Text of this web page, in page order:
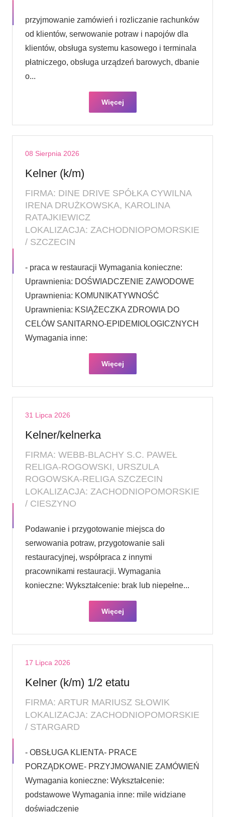
przyjmowanie zamówień i rozliczanie rachunków
od klientów, serwowanie potraw i napojów dla
klientów, obsługa systemu kasowego i terminala
płatniczego, obsługa urządzeń barowych, dbanie
o...
Więcej
08 Sierpnia 2026
Kelner (k/m)
FIRMA: DINE DRIVE SPÓŁKA CYWILNA
IRENA DRUŻKOWSKA, KAROLINA
RATAJKIEWICZ
LOKALIZACJA: ZACHODNIOPOMORSKIE
/ SZCZECIN
- praca w restauracji Wymagania konieczne:
Uprawnienia: DOŚWIADCZENIE ZAWODOWE
Uprawnienia: KOMUNIKATYWNOŚĆ
Uprawnienia: KSIĄŻECZKA ZDROWIA DO
CELÓW SANITARNO-EPIDEMIOLOGICZNYCH
Wymagania inne:
Więcej
31 Lipca 2026
Kelner/kelnerka
FIRMA: WEBB-BLACHY S.C. PAWEŁ
RELIGA-ROGOWSKI, URSZULA
ROGOWSKA-RELIGA SZCZECIN
LOKALIZACJA: ZACHODNIOPOMORSKIE
/ CIESZYNO
Podawanie i przygotowanie miejsca do
serwowania potraw, przygotowanie sali
restauracyjnej, współpraca z innymi
pracownikami restauracji. Wymagania
konieczne: Wykształcenie: brak lub niepełne...
Więcej
17 Lipca 2026
Kelner (k/m) 1/2 etatu
FIRMA: ARTUR MARIUSZ SŁOWIK
LOKALIZACJA: ZACHODNIOPOMORSKIE
/ STARGARD
- OBSŁUGA KLIENTA- PRACE
PORZĄDKOWE- PRZYJMOWANIE ZAMÓWIEŃ
Wymagania konieczne: Wykształcenie:
podstawowe Wymagania inne: mile widziane
doświadczenie